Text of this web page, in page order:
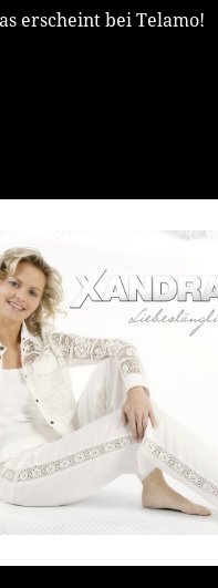
erscheint bei Telamo!